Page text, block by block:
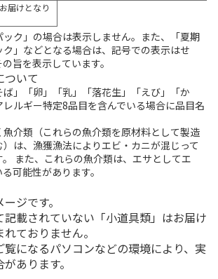
届けとなり
ク」の場合は表示しません。また、「夏期
」などとなる場合は、記号での表示はせ
旨を表示しています。
ついて
」「卵」「乳」「落花生」「えび」「か
ルギー特定8品目を含んでいる場合に品目名
介類（これらの魚介類を原材料として製造
は、漁獲漁法によりエビ・カニが混じって
また、これらの魚介類は、エサとしてエ
可能性があります。
ジです。
記載されていない「小道具類」はお届け
ておりません。
覧になるパソコンなどの環境により、実
あります。